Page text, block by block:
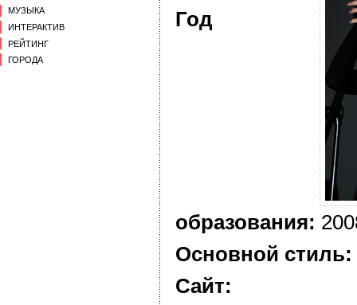
МУЗЫКА
ИНТЕРАКТИВ
РЕЙТИНГ
ГОРОДА
Год
образования:
Основной стиль:
Сайт: